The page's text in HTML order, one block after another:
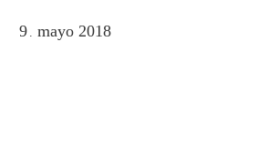
9 . mayo 2018